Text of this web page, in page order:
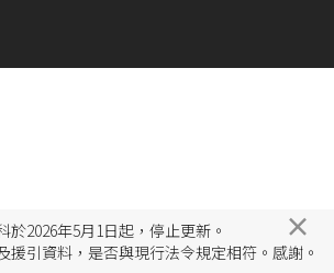
於2026年5月1日起，停止更新。
援引資料，是否與現行法令規定相符。感謝。
×